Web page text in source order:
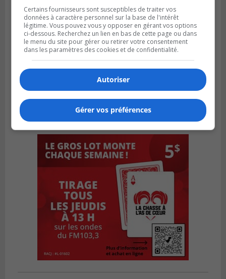
Certains fournisseurs sont susceptibles de traiter vos
données à caractère personnel sur la base de l'intérêt
légitime. Vous pouvez vous y opposer en gérant vos options
ci-dessous. Recherchez un lien en bas de cette page ou dans
le menu du site pour gérer ou retirer votre consentement
dans les paramètres des cookies et de confidentialité.
Autoriser
Gérer vos préférences